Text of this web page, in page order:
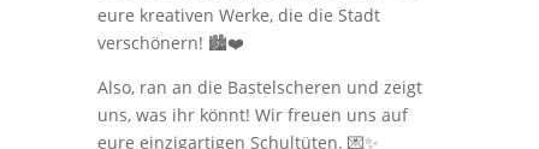
eure kreativen Werke, die die Stadt
verschönern! 🏙️❤️
Also, ran an die Bastelscheren und zeigt
uns, was ihr könnt! Wir freuen uns auf
eure einzigartigen Schultüten. 💌✨